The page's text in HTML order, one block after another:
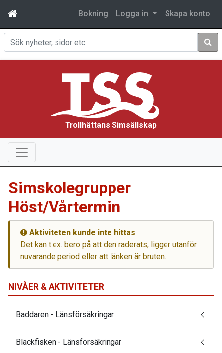
Bokning Logga in Skapa konto
Sök
Trollhättans Simsällskap
Simskolegrupper
Höst/Vårtermin
Aktiviteten kunde inte hittas
Det kan t.ex. bero på att den raderats, ligger utanför
nuvarande period eller att länken är bruten.
NIVÅER & AKTIVITETER
Baddaren - Länsförsäkringar
Bläckfisken - Länsförsäkringar